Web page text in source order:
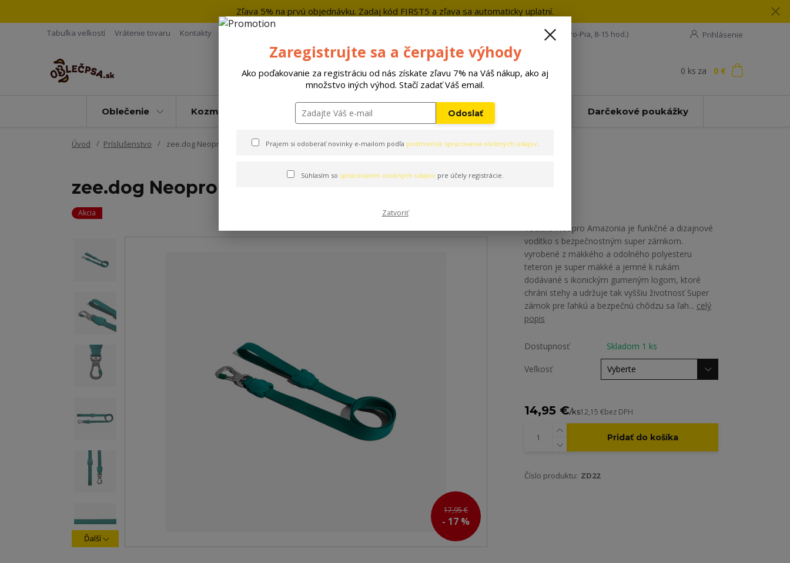
Zľava 5% na prvú objednávku. Zadaj kód FIRST5 a zľava sa automaticky uplatní.
Tabuľka veľkostí Vrátenie tovaru Kontakty Prihlásenie
Hľadať
+421 908 198 133 (Po-Pia, 8-15 hod.)
0 ks za 0 €
Oblečenie Kozmetika Hračky Pelechy Príslušenstvo Darčekové poukážky
Úvod Príslušenstvo zee.dog Neopro Amazonia Leash
zee.dog Neopro Amazonia Leash
Akcia
17,95 €
- 17 %
Ďalší
Vodítko Neopro Amazonia je funkčné a dizajnové
vodítko s bezpečnostným super zámkom.
vyrobené z mäkkého a odolného polyesteru
teteron je super mäkké a jemné k rukám
dodávané s ikonickým gumeným logom, ktoré
chráni stehy a udržuje tak vyššiu životnosť Super
zámok pre ľahkú a bezpečnú chôdzu sa ľah... celý
popis
Dostupnosť Skladom 1 ks
Veľkosť
14,95 €/ks12,15 €bez DPH
Pridať do košíka
Číslo produktu: ZD22
Zaregistrujte sa a čerpajte výhody
Ako poďakovanie za registráciu od nás získate zľavu 7% na Váš nákup, ako aj
množstvo iných výhod. Stačí zadať Váš email.
Odoslať
Prajem si odoberať novinky e-mailom podľa podmienok spracovania osobných údajov.
Súhlasím so spracovaním osobných údajovpre účely registrácie.
Zatvoriť